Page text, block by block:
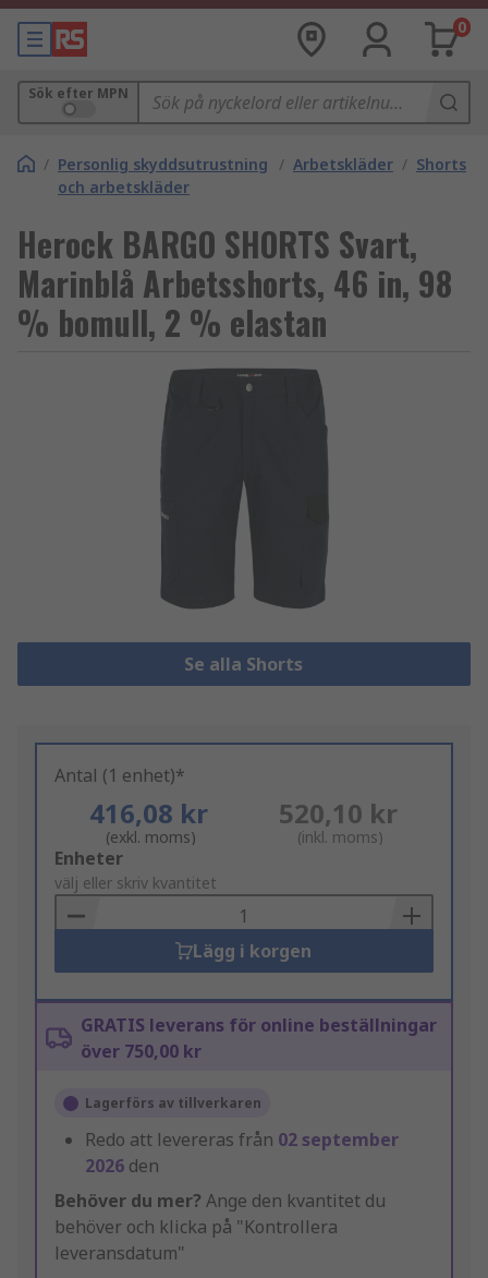
0
Sök efter MPN
/ Personlig skyddsutrustning
och arbetskläder
/ Arbetskläder / Shorts
Herock BARGO SHORTS Svart,
Marinblå Arbetsshorts, 46 in, 98
% bomull, 2 % elastan
Se alla Shorts
Antal (1 enhet)*
416,08 kr
(exkl. moms)
520,10 kr
(inkl. moms)
Add
to
Basket
Enheter
välj eller skriv kvantitet
Lägg i korgen
GRATIS leverans för online beställningar
över 750,00 kr
Lagerförs av tillverkaren
Redo att levereras från 02 september
2026 den
Behöver du mer? Ange den kvantitet du
behöver och klicka på "Kontrollera
leveransdatum"